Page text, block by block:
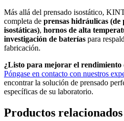
Más allá del prensado isostático,
completa de prensas hidráulicas (de
isostáticas), hornos de alta
investigación de baterías para
fabricación.
¿Listo para mejorar el rendimiento
Póngase en contacto con nuestros
encontrar la solución de prensado
específicas de su laboratorio.
Productos relacionados